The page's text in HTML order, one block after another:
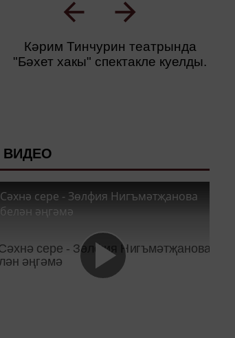
Кәрим Тинчурин театрында
"Бәхет хакы" спектакле куелды.
ВИДЕО
Сәхнә сере - Зөлфия Нигъмәтҗанова
белән әңгәмә